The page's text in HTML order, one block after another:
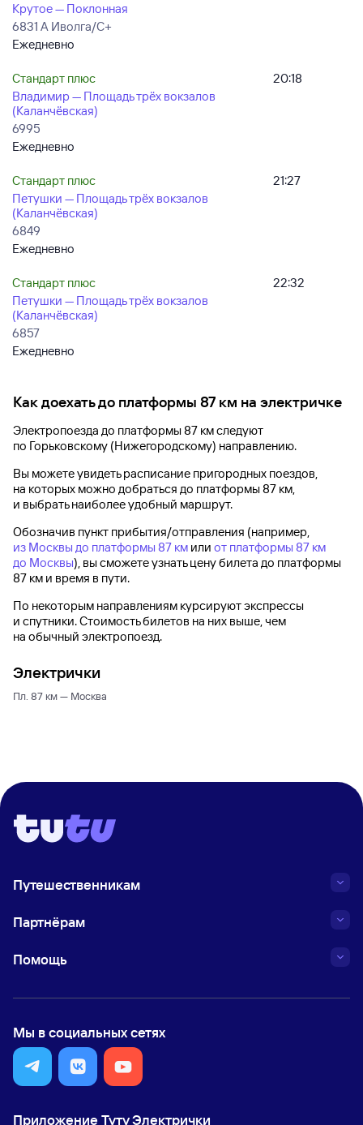
Крутое — Поклонная
6831 А Иволга/С+
Ежедневно
Стандарт плюс
Владимир — Площадь трёх вокзалов
(Каланчёвская)
6995
Ежедневно
20:18
Стандарт плюс
Петушки — Площадь трёх вокзалов
(Каланчёвская)
6849
Ежедневно
21:27
Стандарт плюс
Петушки — Площадь трёх вокзалов
(Каланчёвская)
6857
Ежедневно
22:32
Как доехать до платформы 87 км на электричке
Электропоезда до платформы 87 кмследуют
по Горьковскому (Нижегородскому) направлению.
Вы можете увидеть расписание пригородных поездов,
на которых можно добраться до платформы 87 км,
и выбрать наиболее удобный маршрут.
Обозначив пункт прибытия/отправления (например,
из Москвы до платформы 87 км или от платформы 87 км
до Москвы), вы сможете узнать цену билета до платформы
87 км и время в пути.
По некоторым направлениям курсируют экспрессы
и спутники. Стоимость билетов на них выше, чем
на обычный электропоезд.
Электрички
Пл. 87 км — Москва
Путешественникам
Партнёрам
Помощь
Мы в социальных сетях
Приложение Туту Электрички